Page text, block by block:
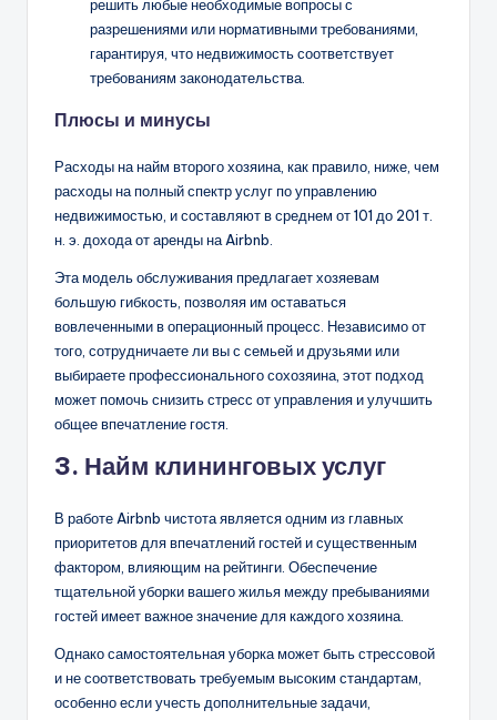
решить любые необходимые вопросы с
разрешениями или нормативными требованиями,
гарантируя, что недвижимость соответствует
требованиям законодательства.
Плюсы и минусы
Расходы на найм второго хозяина, как правило, ниже, чем
расходы на полный спектр услуг по управлению
недвижимостью, и составляют в среднем от 101 до 201 т.
н. э. дохода от аренды на Airbnb.
Эта модель обслуживания предлагает хозяевам
большую гибкость, позволяя им оставаться
вовлеченными в операционный процесс. Независимо от
того, сотрудничаете ли вы с семьей и друзьями или
выбираете профессионального сохозяина, этот подход
может помочь снизить стресс от управления и улучшить
общее впечатление гостя.
3. Найм клининговых услуг
В работе Airbnb чистота является одним из главных
приоритетов для впечатлений гостей и существенным
фактором, влияющим на рейтинги. Обеспечение
тщательной уборки вашего жилья между пребываниями
гостей имеет важное значение для каждого хозяина.
Однако самостоятельная уборка может быть стрессовой
и не соответствовать требуемым высоким стандартам,
особенно если учесть дополнительные задачи,